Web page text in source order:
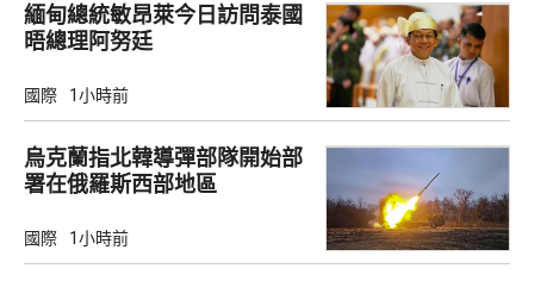
緬甸總統敏昂萊今日訪問泰國
晤總理阿努廷
國際 1小時前
烏克蘭指北韓導彈部隊開始部
署在俄羅斯西部地區
國際 1小時前